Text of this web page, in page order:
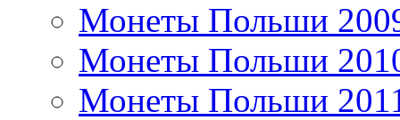
Монеты Польши
Монеты Польши
Монеты Польши